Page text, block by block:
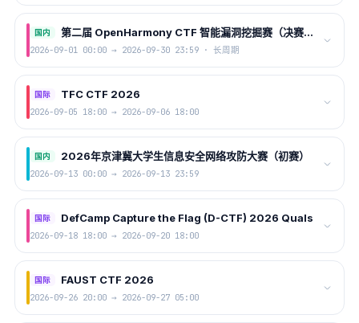
国内 第二届 OpenHarmony CTF 智能漏洞挖掘赛（决赛提交）
2026-09-01 00:00 → 2026-09-30 23:59 · 长周期
国际 TFC CTF 2026
2026-09-05 18:00 → 2026-09-06 18:00
国内 2026年京津冀大学生信息安全网络攻防大赛（初赛）
2026-09-13 00:00 → 2026-09-13 23:59
国际 DefCamp Capture the Flag (D-CTF) 2026 Quals
2026-09-18 18:00 → 2026-09-20 18:00
国际 FAUST CTF 2026
2026-09-26 20:00 → 2026-09-27 05:00